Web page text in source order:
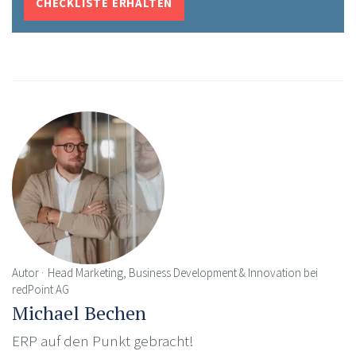
Autor
Head Marketing, Business Development & Innovation bei
redPoint AG
Michael Bechen
ERP auf den Punkt gebracht!